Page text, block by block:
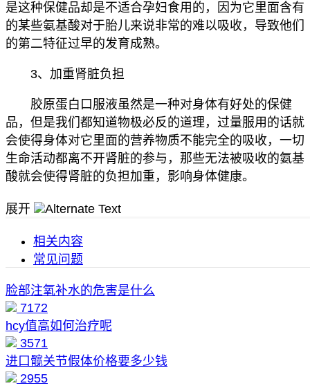
是这种保健品却是不适合孕妇食用的，因为它里面含有
的某些氨基酸对于胎儿来说非常的难以吸收，导致他们
的第二特征过早的发育成熟。
3、加重肾脏负担
胶原蛋白口服液虽然是一种对身体有好处的保健
品，但是我们都知道物极必反的道理，过量服用的话就
会使得身体对它里面的营养物质不能完全的吸收，一切
生命活动都离不开肾脏的参与，那些无法被吸收的氨基
酸就会使得肾脏的负担加重，影响身体健康。
展开
相关内容
常见问题
脸部注氧补水的危害是什么
7172
hcy值高如何治疗呢
3571
进口髋关节假体价格要多少钱
2955